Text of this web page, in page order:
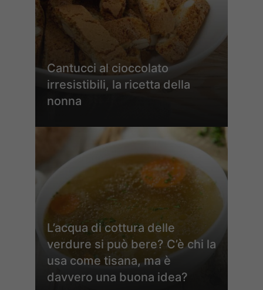
Cantucci al cioccolato
irresistibili, la ricetta della
nonna
L’acqua di cottura delle
verdure si può bere? C’è chi la
usa come tisana, ma è
davvero una buona idea?